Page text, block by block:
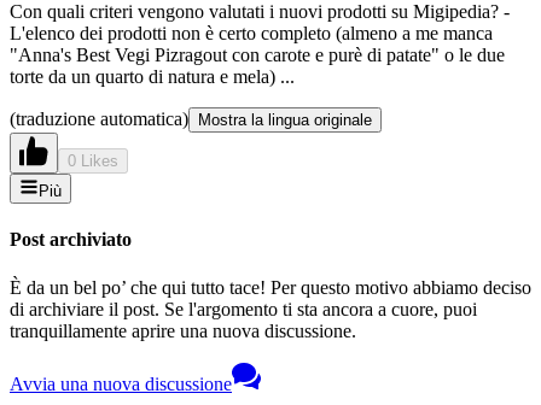
Con quali criteri vengono valutati i nuovi prodotti su Migipedia? -
L'elenco dei prodotti non è certo completo (almeno a me manca
"Anna's Best Vegi Pizragout con carote e purè di patate" o le due
torte da un quarto di natura e mela) ...
(traduzione automatica) Mostra la lingua originale
0 Likes
Più
Post archiviato
È da un bel po’ che qui tutto tace! Per questo motivo abbiamo deciso
di archiviare il post. Se l'argomento ti sta ancora a cuore, puoi
tranquillamente aprire una nuova discussione.
Avvia una nuova discussione